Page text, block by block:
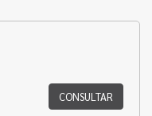
CONSULTAR